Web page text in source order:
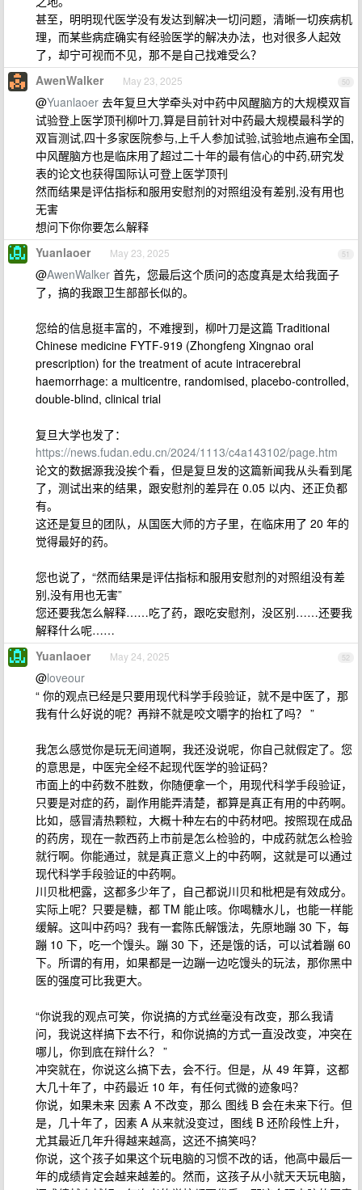
甚至，明明现代医学没有发达到解决一切问题，清晰一切疾病机
理，而某些病症确实有经验医学的解决办法，也对很多人起效
了，却宁可视而不见，那不是自己找难受么？
50
AwenWalker May 23, 2025
@Yuanlaoer 去年复旦大学牵头对中药中风醒脑方的大规模双盲
试验登上医学顶刊柳叶刀,算是目前针对中药最大规模最科学的
双盲测试,四十多家医院参与,上千人参加试验,试验地点遍布全国,
中风醒脑方也是临床用了超过二十年的最有信心的中药,研究发
表的论文也获得国际认可登上医学顶刊
然而结果是评估指标和服用安慰剂的对照组没有差别,没有用也
无害
想问下你你要怎么解释
51
Yuanlaoer May 23, 2025
@AwenWalker 首先，您最后这个质问的态度真是太给我面子
了，搞的我跟卫生部部长似的。
您给的信息挺丰富的，不难搜到，柳叶刀是这篇 Traditional
Chinese medicine FYTF-919 (Zhongfeng Xingnao oral
prescription) for the treatment of acute intracerebral
haemorrhage: a multicentre, randomised, placebo-controlled,
double-blind, clinical trial
复旦大学也发了：
https://news.fudan.edu.cn/2024/1113/c4a143102/page.htm
论文的数据源我没挨个看，但是复旦发的这篇新闻我从头看到尾
了，测试出来的结果，跟安慰剂的差异在 0.05 以内、还正负都
有。
这还是复旦的团队，从国医大师的方子里，在临床用了 20 年的
觉得最好的药。
您也说了，“然而结果是评估指标和服用安慰剂的对照组没有差
别,没有用也无害”
您还要我怎么解释……吃了药，跟吃安慰剂，没区别……还要我
解释什么呢……
52
Yuanlaoer May 24, 2025
@loveour
“ 你的观点已经是只要用现代科学手段验证，就不是中医了，那
我有什么好说的呢？再辩不就是咬文嚼字的抬杠了吗？ ”
我怎么感觉你是玩无间道啊，我还没说呢，你自己就假定了。您
的意思是，中医完全经不起现代医学的验证码？
市面上的中药数不胜数，你随便拿一个，用现代科学手段验证，
只要是对症的药，副作用能弄清楚，都算是真正有用的中药啊。
比如，感冒清热颗粒，大概十种左右的中药材吧。按照现在成品
的药房，现在一款西药上市前是怎么检验的，中成药就怎么检验
就行啊。你能通过，就是真正意义上的中药啊，这就是可以通过
现代科学手段验证的中药啊。
川贝枇杷露，这都多少年了，自己都说川贝和枇杷是有效成分。
实际上呢？只要是糖，都 TM 能止咳。你喝糖水儿，也能一样能
缓解。这叫中药吗？我有一套陈氏解饿法，先原地蹦 30 下，每
蹦 10 下，吃一个馒头。蹦 30 下，还是饿的话，可以试着蹦 60
下。所谓的有用，如果都是一边蹦一边吃馒头的玩法，那你黑中
医的强度可比我更大。
“你说我的观点可笑，你说搞的方式丝毫没有改变，那么我请
问，我说这样搞下去不行，和你说搞的方式一直没改变，冲突在
哪儿，你到底在辩什么？ ”
冲突就在，你说这么搞下去，会不行。但是，从 49 年算，这都
大几十年了，中药最近 10 年，有任何式微的迹象吗？
你说，如果未来 因素 A 不改变，那么 图线 B 会在未来下行。但
是，几十年了，因素 A 从来就没变过，图线 B 还阶段性上升，
尤其最近几年升得越来越高，这还不搞笑吗？
你说，这个孩子如果这个玩电脑的习惯不改的话，他高中最后一
年的成绩肯定会越来越差的。然而，这孩子从小就天天玩电脑，